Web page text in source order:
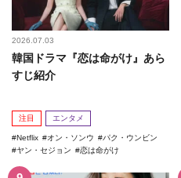
2026.07.03
韓国ドラマ『恋は命がけ』あら
すじ紹介
注目 エンタメ
Netflix オン・ソンウ
パク・ウンビン
ヤン・セジョン
恋は命がけ